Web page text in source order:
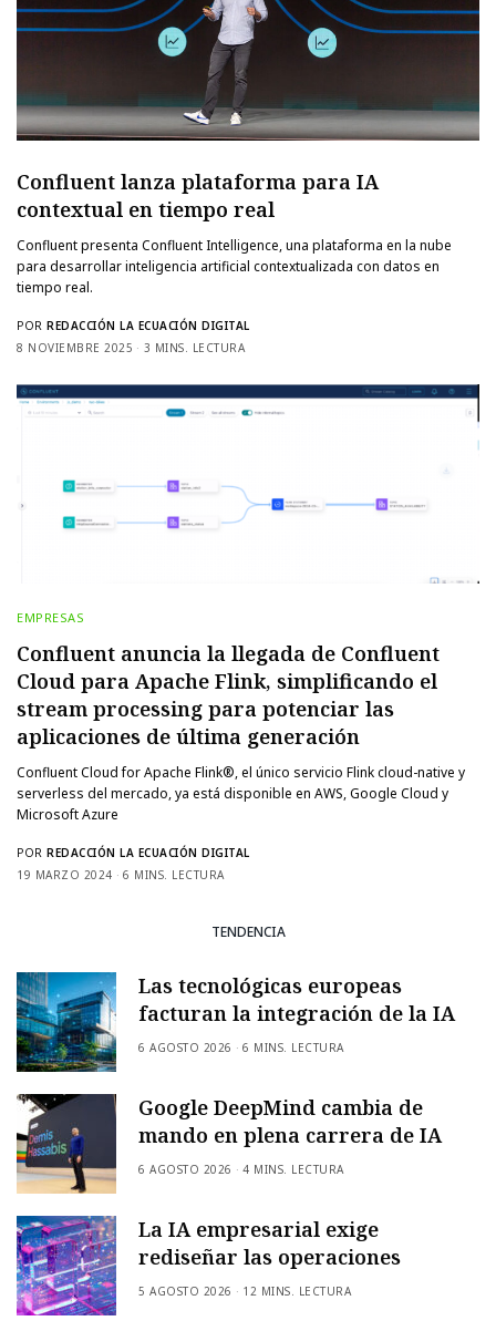
Confluent lanza plataforma para IA
contextual en tiempo real
Confluent presenta Confluent Intelligence, una plataforma en la nube
para desarrollar inteligencia artificial contextualizada con datos en
tiempo real.
POR REDACCIÓN LA ECUACIÓN DIGITAL
8 NOVIEMBRE 2025
3 MINS. LECTURA
EMPRESAS
Confluent anuncia la llegada de Confluent
Cloud para Apache Flink, simplificando el
stream processing para potenciar las
aplicaciones de última generación
Confluent Cloud for Apache Flink®, el único servicio Flink cloud-native y
serverless del mercado, ya está disponible en AWS, Google Cloud y
Microsoft Azure
POR REDACCIÓN LA ECUACIÓN DIGITAL
19 MARZO 2024
6 MINS. LECTURA
TENDENCIA
Las tecnológicas europeas
facturan la integración de la IA
6 AGOSTO 2026 6 MINS. LECTURA
Google DeepMind cambia de
mando en plena carrera de IA
6 AGOSTO 2026 4 MINS. LECTURA
La IA empresarial exige
rediseñar las operaciones
5 AGOSTO 2026 12 MINS. LECTURA